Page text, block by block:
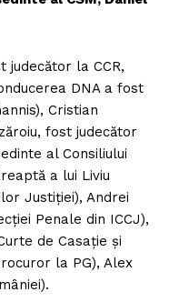
judecător la CCR,
DNA a fost
Cristian
fost judecător
al Consiliului
a lui Liviu
Justiției), Andrei
Penale din ICCJ),
de Casație și
la PG), Alex